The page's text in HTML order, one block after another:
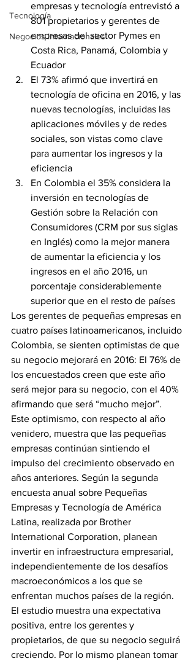
Tecnología
Negocios Internacionales
empresas y tecnología entrevistó a
801 propietarios y gerentes de
empresas del sector Pymes en
Costa Rica, Panamá, Colombia y
Ecuador
El 73% afirmó que invertirá en
tecnología de oficina en 2016, y las
nuevas tecnologías, incluidas las
aplicaciones móviles y de redes
sociales, son vistas como clave
para aumentar los ingresos y la
eficiencia
En Colombia el 35% considera la
inversión en tecnologías de
Gestión sobre la Relación con
Consumidores (CRM por sus siglas
en Inglés) como la mejor manera
de aumentar la eficiencia y los
ingresos en el año 2016, un
porcentaje considerablemente
superior que en el resto de países
Los gerentes de pequeñas empresas en
cuatro países latinoamericanos, incluido
Colombia, se sienten optimistas de que
su negocio mejorará en 2016: El 76% de
los encuestados creen que este año
será mejor para su negocio, con el 40%
afirmando que será “mucho mejor”.
Este optimismo, con respecto al año
venidero, muestra que las pequeñas
empresas continúan sintiendo el
impulso del crecimiento observado en
años anteriores. Según la segunda
encuesta anual sobre Pequeñas
Empresas y Tecnología de América
Latina, realizada por Brother
International Corporation, planean
invertir en infraestructura empresarial,
independientemente de los desafíos
macroeconómicos a los que se
enfrentan muchos países de la región.
El estudio muestra una expectativa
positiva, entre los gerentes y
propietarios, de que su negocio seguirá
creciendo. Por lo mismo planean tomar